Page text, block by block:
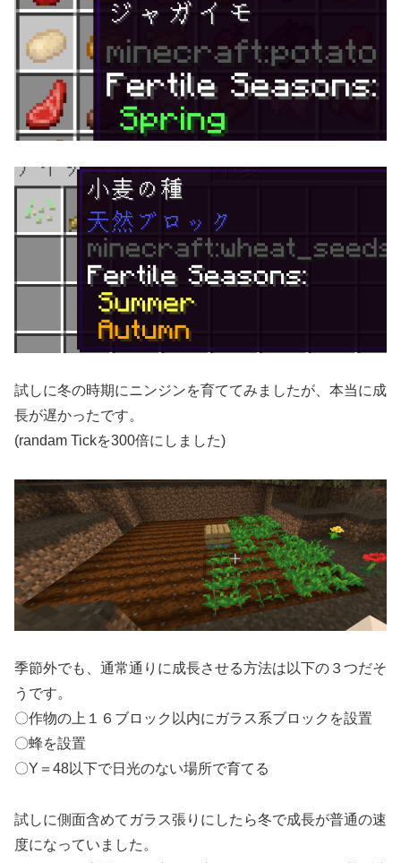
試しに冬の時期にニンジンを育ててみましたが、本当に成
長が遅かったです。
(randam Tickを300倍にしました)
季節外でも、通常通りに成長させる方法は以下の３つだそ
うです。
〇作物の上１６ブロック以内にガラス系ブロックを設置
〇蜂を設置
〇Y＝48以下で日光のない場所で育てる
試しに側面含めてガラス張りにしたら冬で成長が普通の速
度になっていました。